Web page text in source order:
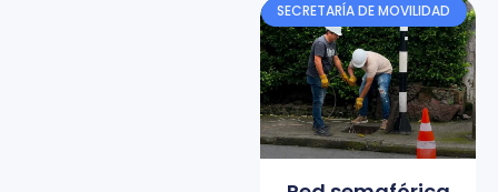
SECRETARÍA DE MOVILIDAD